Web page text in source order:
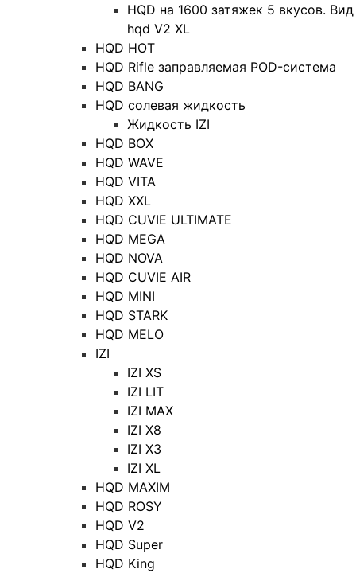
HQD на 1600 затяжек 5 вкусов. Вид
hqd V2 XL
HQD HOT
HQD Rifle заправляемая POD-система
HQD BANG
HQD солевая жидкость
Жидкость IZI
HQD BOX
HQD WAVE
HQD VITA
HQD XXL
HQD CUVIE ULTIMATE
HQD MEGA
HQD NOVA
HQD CUVIE AIR
HQD MINI
HQD STARK
HQD MELO
IZI
IZI XS
IZI LIT
IZI MAX
IZI X8
IZI X3
IZI XL
HQD MAXIM
HQD ROSY
HQD V2
HQD Super
HQD King